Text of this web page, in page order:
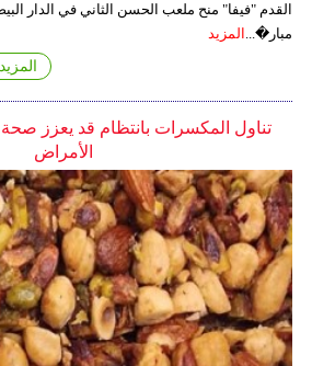
القدم "فيفا" منح ملعب الحسن الثاني في الدار
مبار�... المزيد
تناول المكسرات بانتظام قد يعزز
الأمراض